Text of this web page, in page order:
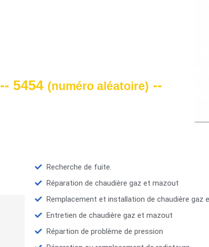
-- 5454 (numéro aléatoire) --
Recherche de fuite.
Réparation de chaudière gaz et mazout
Remplacement et installation de chaudière gaz
Entretien de chaudière gaz et mazout
Répartion de problème de pression